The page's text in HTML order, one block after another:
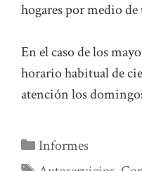
hogares por medio
En el caso de los
horario habitual de
atención los
Categorías
Informes